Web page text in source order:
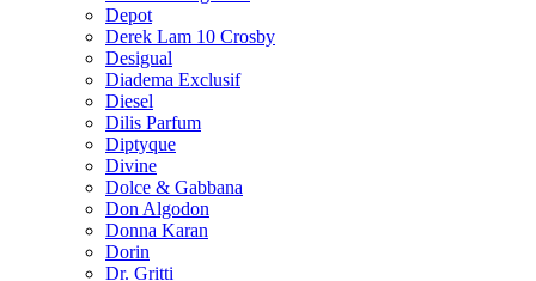
Depot
Derek Lam 10 Crosby
Desigual
Diadema Exclusif
Diesel
Dilis Parfum
Diptyque
Divine
Dolce & Gabbana
Don Algodon
Donna Karan
Dorin
Dr. Gritti